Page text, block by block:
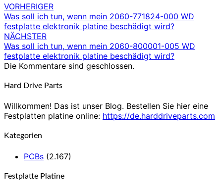
VORHERIGER
Was soll ich tun, wenn mein 2060-771824-000 WD
festplatte elektronik platine beschädigt wird?
NÄCHSTER
Was soll ich tun, wenn mein 2060-800001-005 WD
festplatte elektronik platine beschädigt wird?
Die Kommentare sind geschlossen.
Hard Drive Parts
Willkommen! Das ist unser Blog. Bestellen Sie hier eine
Festplatten platine online: https://de.harddriveparts.com
Kategorien
PCBs (2.167)
Festplatte Platine